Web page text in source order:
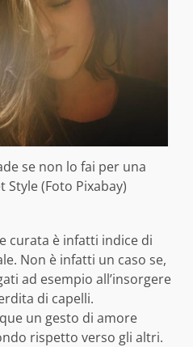
se non lo fai per una
Style (Foto Pixabay)
curata è infatti indice di
Non è infatti un caso se,
ad esempio all’insorgere
di capelli.
un gesto di amore
rispetto verso gli altri.